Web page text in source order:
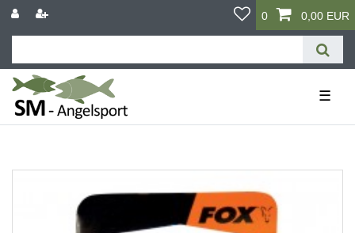
0 0,00 EUR
☰